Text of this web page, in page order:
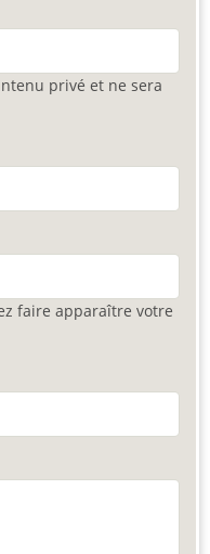
privé et ne sera
faire apparaître votre